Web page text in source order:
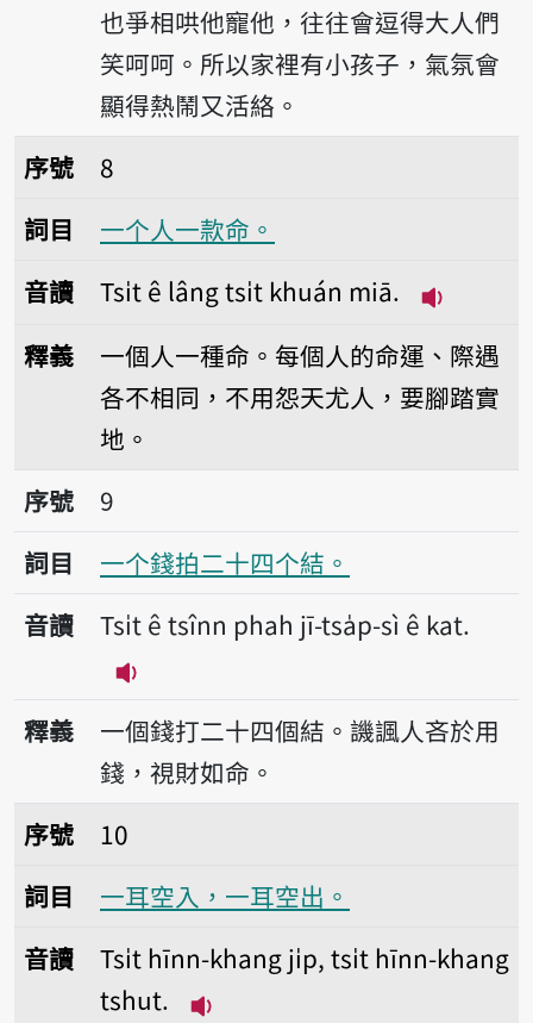
也爭相哄他寵他，往往會逗得大人們
笑呵呵。所以家裡有小孩子，氣氛會
顯得熱鬧又活絡。
序號8一个人一款命。
序號
8
詞目
一个人一款命。
音讀
Tsi̍t ê lâng tsi̍t khuán miā.
釋義
一個人一種命。每個人的命運、際遇
各不相同，不用怨天尤人，要腳踏實
地。
序號9一个錢拍二十四个結。
序號
9
詞目
一个錢拍二十四个結。
音讀
Tsi̍t ê tsînn phah jī-tsa̍p-sì ê kat.
播放音讀Tsi̍t ê tsînn phah jī-tsa̍p-sì
釋義
一個錢打二十四個結。譏諷人吝於用
錢，視財如命。
序號10一耳空入，一耳空出。
序號
10
詞目
一耳空入，一耳空出。
音讀
Tsi̍t hīnn-khang ji̍p, tsi̍t hīnn-khang
tshut.